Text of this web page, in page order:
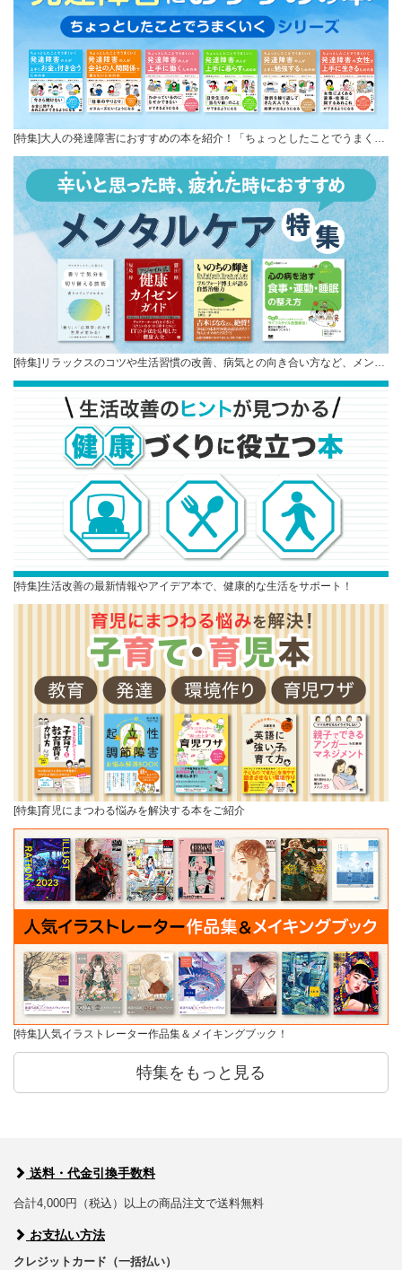
[特集]大人の発達障害におすすめの本を紹介！「ちょっとしたことでうまく…
[特集]リラックスのコツや生活習慣の改善、病気との向き合い方など、メン…
[特集]生活改善の最新情報やアイデア本で、健康的な生活をサポート！
[特集]育児にまつわる悩みを解決する本をご紹介
[特集]人気イラストレーター作品集＆メイキングブック！
特集をもっと見る
送料・代金引換手数料
合計4,000円（税込）以上の商品注文で送料無料
お支払い方法
クレジットカード（一括払い）